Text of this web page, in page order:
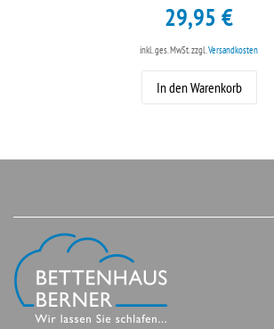
29,95 €
inkl. ges. MwSt. zzgl.Versandkosten
In den Warenkorb